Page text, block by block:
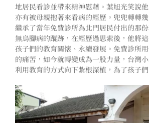
地居民看診並帶來精神慰藉。葉旭光笑說
亦有被母親抱著來看病的經歷。兜兜轉轉
繼承了當年免費診所為北門居民付出的那
無烏腳病的蹤跡，在經歷過思索後，他將
孩子們的教育關懷、永續發展。免費診所
的痛苦，如今就轉變成為一股力量，台灣
利用教育的方式向下紮根深植，為了孩子